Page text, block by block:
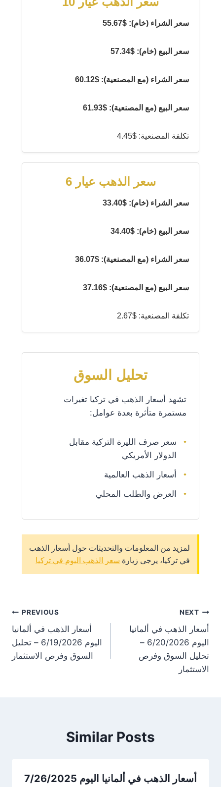
سعر الشراء (خام): $55.67
سعر البيع (خام): $57.34
سعر الشراء (مع المصنعية): $60.12
سعر البيع (مع المصنعية): $61.93
تكلفة المصنعية: $4.45
سعر الذهب عيار 6
سعر الشراء (خام): $33.40
سعر البيع (خام): $34.40
سعر الشراء (مع المصنعية): $36.07
سعر البيع (مع المصنعية): $37.16
تكلفة المصنعية: $2.67
تحليل السوق
تشهد أسعار الذهب في تركيا تغيرات
مستمرة متأثرة بعدة عوامل:
سعر صرف الليرة التركية مقابل
الدولار الأمريكي
أسعار الذهب العالمية
العرض والطلب المحلي
لمزيد من المعلومات والتحديثات حول أسعار الذهب
في تركيا، يرجى زيارة سعر الذهب اليوم في تركيا
PREVIOUS
أسعار الذهب في ألمانيا
اليوم 6/19/2026 – تحليل
السوق وفرص الاستثمار
NEXT
أسعار الذهب في ألمانيا
اليوم 6/20/2026 –
تحليل السوق وفرص
الاستثمار
Similar Posts
أسعار الذهب في ألمانيا اليوم 7/26/2025